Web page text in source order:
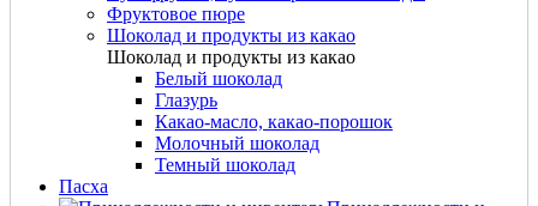
Фруктовое пюре
Шоколад и продукты из какао
Шоколад и продукты из какао
Белый шоколад
Глазурь
Какао-масло, какао-порошок
Молочный шоколад
Темный шоколад
Пасха